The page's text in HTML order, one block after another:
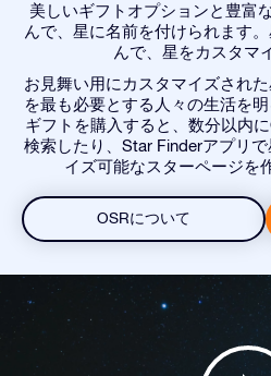
美しいギフトオプションと豊富
んで、星に名前を付けられます
んで、星をカスタマ
お見舞い用にカスタマイズされ
を最も必要とする人々の生活を
ギフトを購入すると、数分以内
検索したり、Star Finderアプリ
イズ可能なスターページを
OSRについて